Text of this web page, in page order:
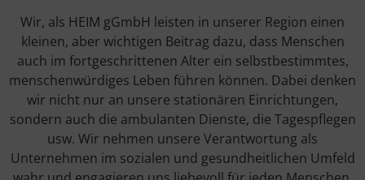
Wir, als HEIM gGmbH leisten in unserer Region einen
kleinen, aber wichtigen Beitrag dazu, dass Menschen
auch im fortgeschrittenen Alter ein selbstbestimmtes,
menschenwürdiges Leben führen können. Dabei denken
wir nicht nur an unsere stationären Einrichtungen,
sondern auch die ambulanten Dienste, die Tagespflegen
usw. Wir nehmen unsere Verantwortung als
Unternehmen im sozialen und gesundheitlichen Umfeld